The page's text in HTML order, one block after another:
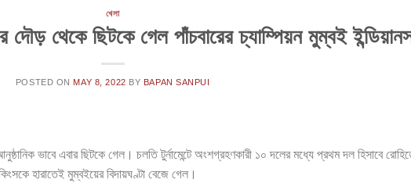
খেলা
থেকে ছিটকে গেল পাঁচবারের চ্যাম্পিয়ন মুম্বই
POSTED ON MAY 8, 2022 BY BAPAN SANPUI
ভাবে এবার ছিটকে গেল। চলতি টুর্নামেন্টে অংশগ্রহণকারী ১০ দলের মধ্যে প্রথম দল হিসাবে
হারাতেই মুম্বইয়ের বিদায়ঘণ্টা বেজে গেল।